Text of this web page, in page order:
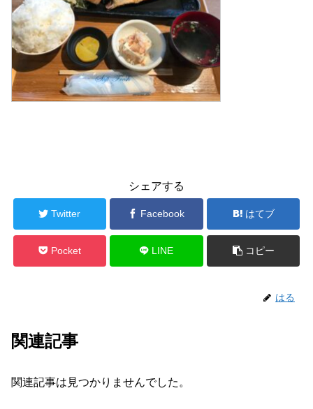
シェアする
Twitter Facebook はてブ
Pocket LINE コピー
はる
関連記事
関連記事は見つかりませんでした。